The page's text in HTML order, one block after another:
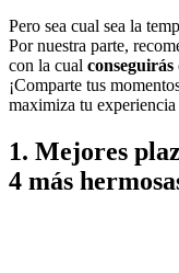
Pero sea cual sea la
Por nuestra parte,
con la cual
¡Comparte tus
maximiza tu
1. Mejores
4 más